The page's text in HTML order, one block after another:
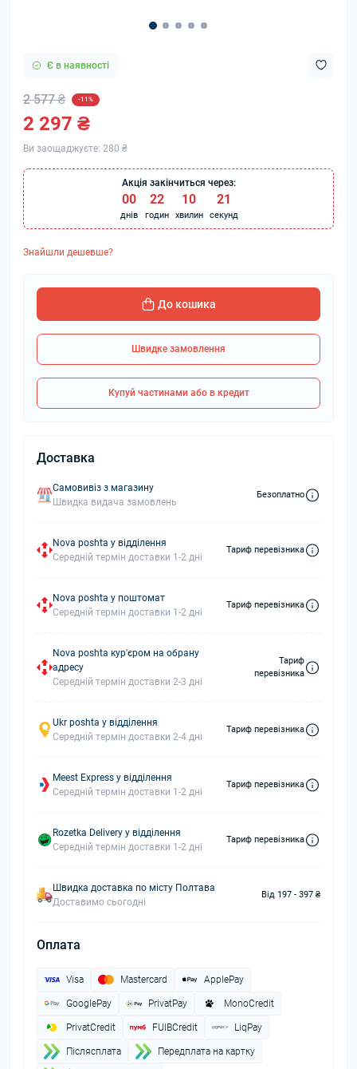
Є в наявності
2 577 ₴ -11%
2 297 ₴
Ви заощаджуєте: 280 ₴
Акція закінчиться через:
00
днів
22
годин
10
хвилин
21
секунд
Знайшли дешевше?
До кошика
Швидке замовлення
Купуй частинами або в кредит
Доставка
Самовивіз з магазину
Швидка видача замовлень
Безоплатно
Nova poshta у відділення
Середній термін доставки 1-2 дні
Тариф перевізника
Nova poshta у поштомат
Середній термін доставки 1-2 дні
Тариф перевізника
Nova poshta кур'єром на обрану
адресу
Середній термін доставки 2-3 дні
Тариф
перевізника
Ukr poshta у відділення
Середній термін доставки 2-4 дні
Тариф перевізника
Meest Express у відділення
Середній термін доставки 1-2 дні
Тариф перевізника
Rozetka Delivery у відділення
Середній термін доставки 1-2 дні
Тариф перевізника
Швидка доставка по місту Полтава
Доставимо сьогодні
Від 197 - 397 ₴
Оплата
Visa Mastercard ApplePay
GooglePay PrivatPay MonoCredit
PrivatCredit FUIBCredit LiqPay
Пiслясплата Передплата на картку